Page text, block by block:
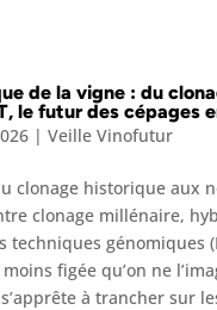
de la vigne : du
le futur des cépages
| Veille Vinofutur
clonage historique aux
clonage millénaire,
techniques génomiques
figée qu’on ne
s’apprête à trancher sur